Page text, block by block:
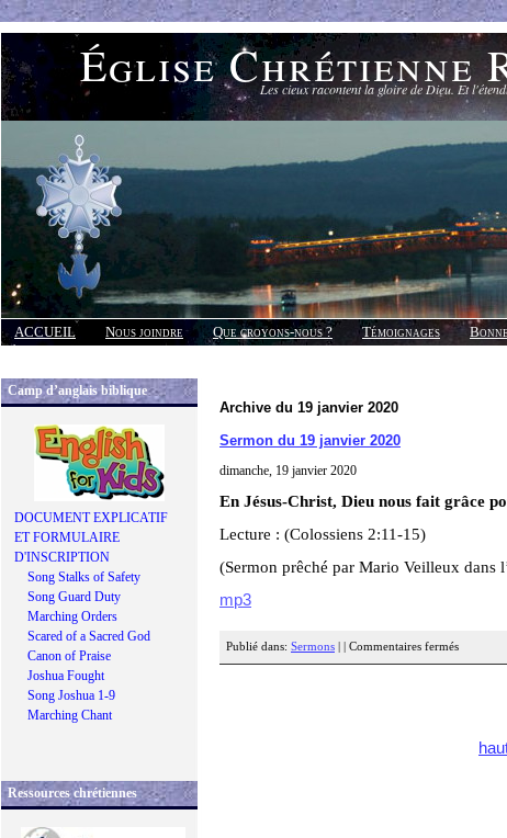
Église Chrétienne
Les cieux racontent la gloire de Dieu. Et
ACCUEIL Nous joindre Que croyons-nous ? Témoignages
Réponses
Camp d’anglais biblique
DOCUMENT EXPLICATIF
ET FORMULAIRE
D'INSCRIPTION
Song Stalks of Safety
Song Guard Duty
Marching Orders
Scared of a Sacred God
Canon of Praise
Joshua Fought
Song Joshua 1-9
Marching Chant
Ressources chrétiennes
Archive du 19 janvier 2020
Sermon du 19 janvier 2020
dimanche, 19 janvier 2020
En Jésus-Christ, Dieu nous fait grâce
Lecture : (Colossiens 2:11-15)
(Sermon prêché par Mario Veilleux dans
mp3
Publié dans: Sermons Commentaires fermés